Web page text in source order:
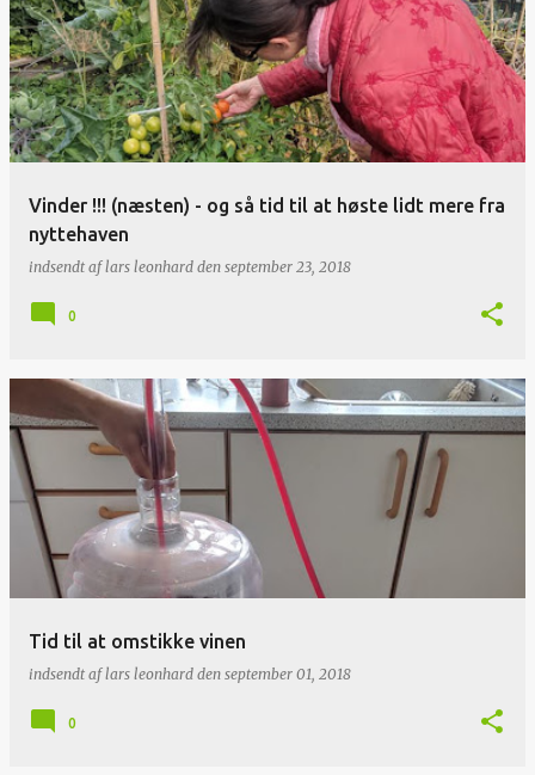
Vinder !!! (næsten) - og så tid til at høste lidt mere fra
nyttehaven
indsendt aflars leonhard den september 23, 2018
0
Tid til at omstikke vinen
indsendt aflars leonhard den september 01, 2018
0